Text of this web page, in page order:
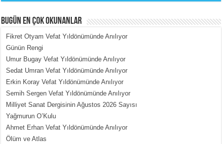
MEHMET ÇOBAN
İçerdeki Put Dışardaki Maskeler...
BUGÜN EN ÇOK OKUNANLAR
Fikret Otyam Vefat Yıldönümünde Anılıyor
Günün Rengi
Umur Bugay Vefat Yıldönümünde Anılıyor
Sedat Umran Vefat Yıldönümünde Anılıyor
Erkin Koray Vefat Yıldönümünde Anılıyor
Semih Sergen Vefat Yıldönümünde Anılıyor
Milliyet Sanat Dergisinin Ağustos 2026 Sayısı
Yağmurun O’Kulu
Ahmet Erhan Vefat Yıldönümünde Anılıyor
Ölüm ve Atlas